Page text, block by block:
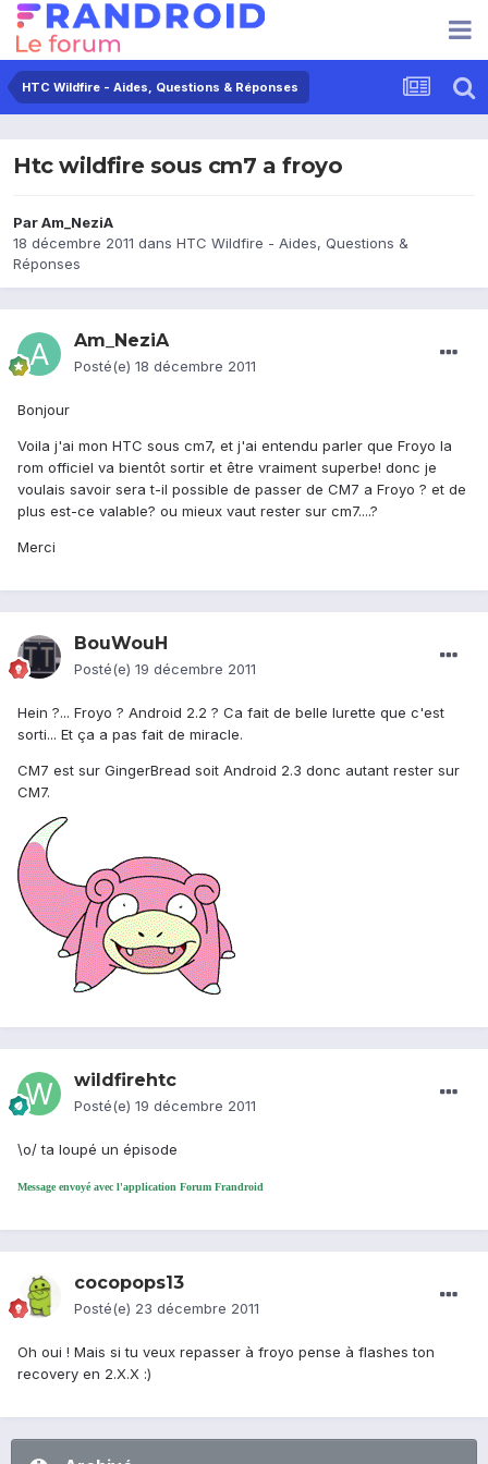
HTC Wildfire - Aides, Questions & Réponses
Htc wildfire sous cm7 a froyo
ParAm_NeziA
18 décembre 2011 dans HTC Wildfire - Aides, Questions &
Réponses
Am_NeziA
Posté(e) 18 décembre 2011
Bonjour
Voila j'ai mon HTC sous cm7, et j'ai entendu parler que Froyo la
rom officiel va bientôt sortir et être vraiment superbe! donc je
voulais savoir sera t-il possible de passer de CM7 a Froyo ? et de
plus est-ce valable? ou mieux vaut rester sur cm7....?
Merci
BouWouH
Posté(e) 19 décembre 2011
Hein ?... Froyo ? Android 2.2 ? Ca fait de belle lurette que c'est
sorti... Et ça a pas fait de miracle.
CM7 est sur GingerBread soit Android 2.3 donc autant rester sur
CM7.
wildfirehtc
Posté(e) 19 décembre 2011
\o/ ta loupé un épisode
Message envoyé avec l'application Forum Frandroid
cocopops13
Posté(e) 23 décembre 2011
Oh oui ! Mais si tu veux repasser à froyo pense à flashes ton
recovery en 2.X.X :)